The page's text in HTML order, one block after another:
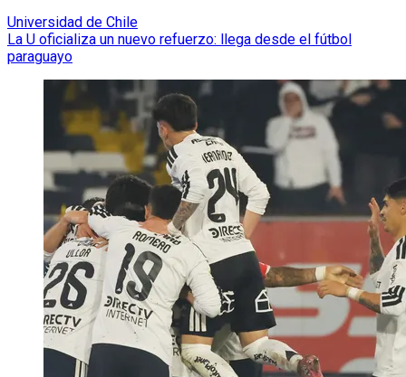
Universidad de Chile
La U oficializa un nuevo refuerzo: llega desde el fútbol
paraguayo